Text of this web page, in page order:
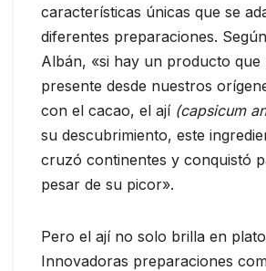
características únicas que se
diferentes preparaciones.
Albán, «si hay un producto que
presente desde nuestros
con el cacao, el ají (capsicum
su descubrimiento, este
cruzó continentes y conquistó
pesar de su picor».
Pero el ají no solo brilla en
Innovadoras preparaciones